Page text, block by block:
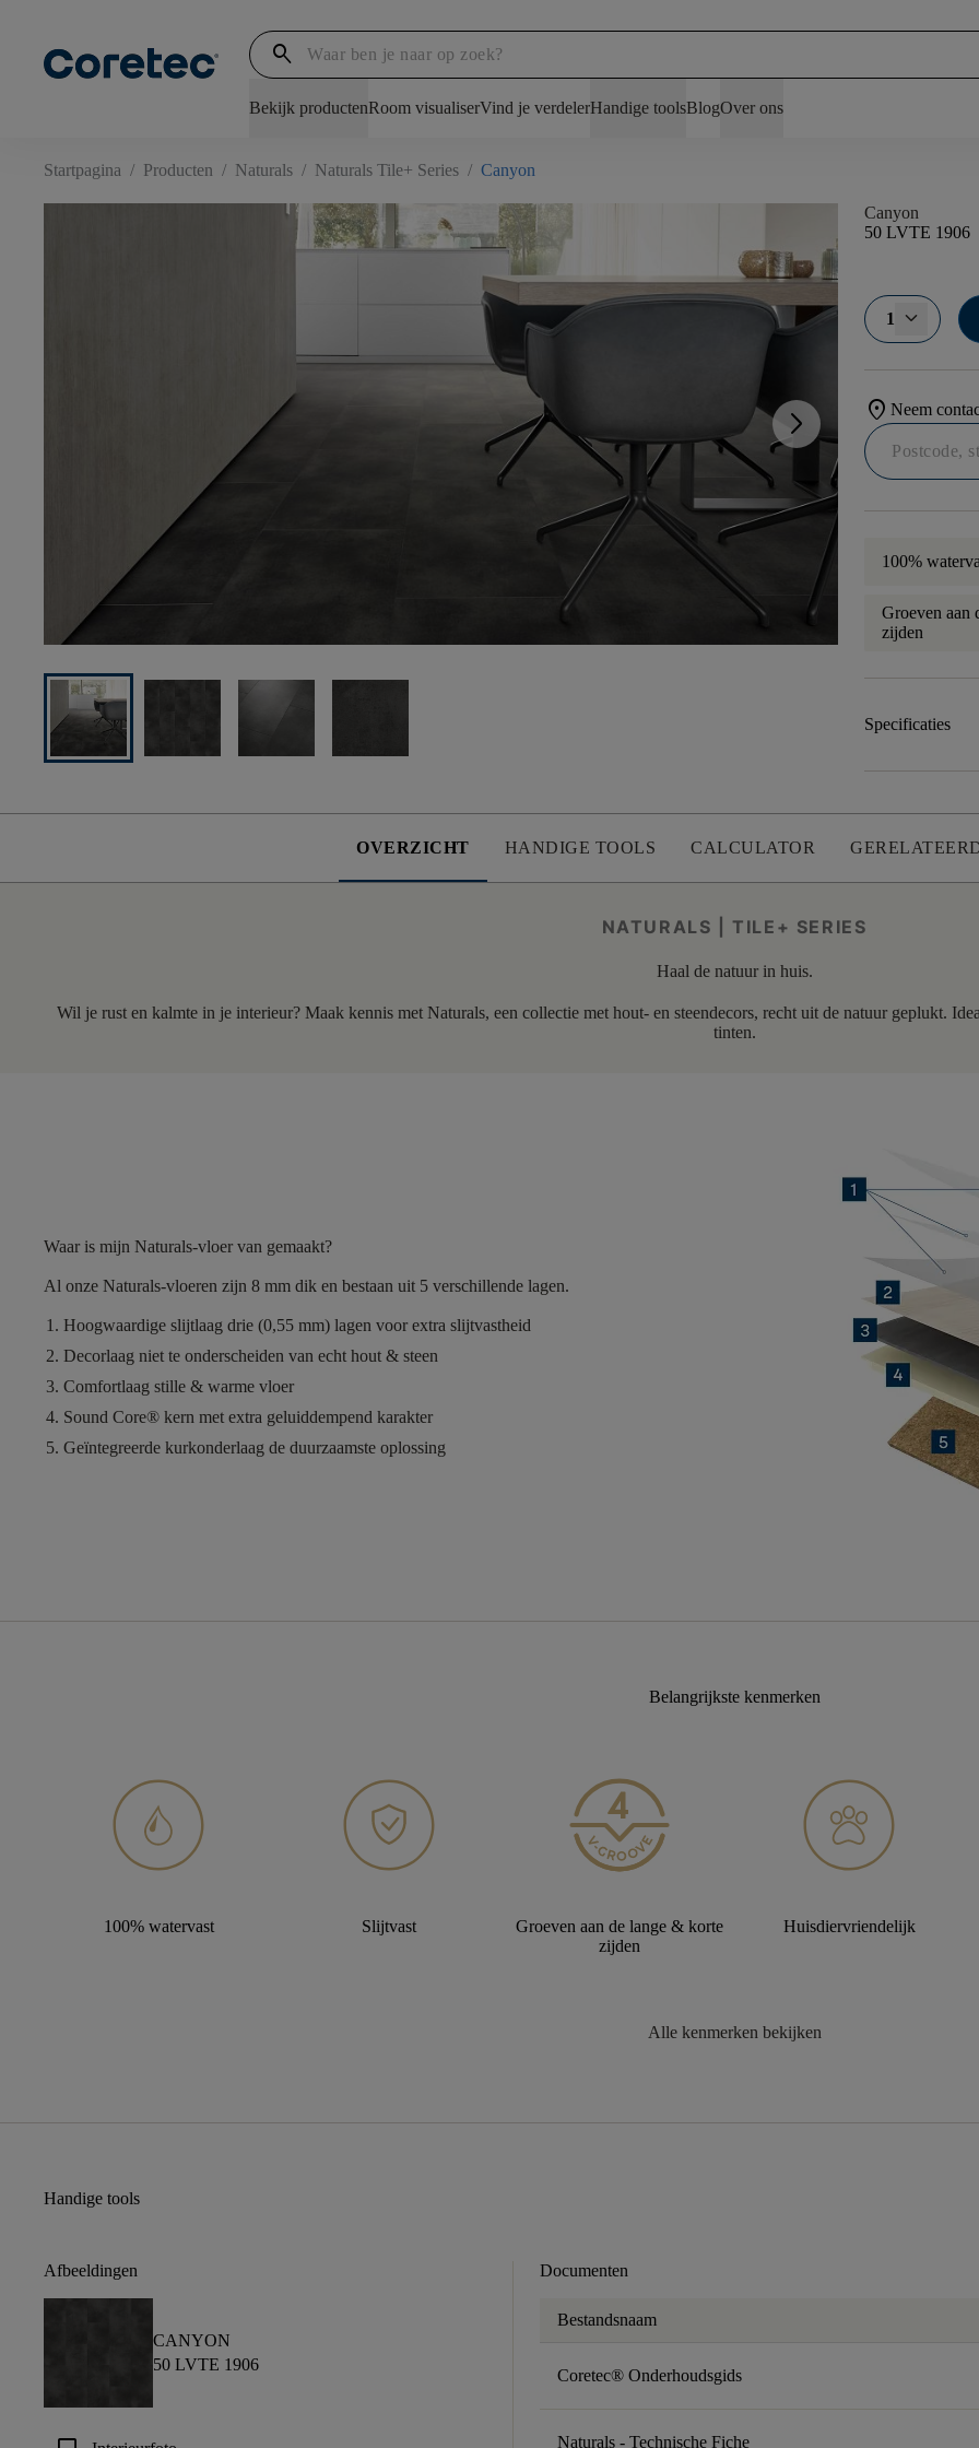
search
Bekijk productenRoom visualiserVind je verdelerHandige toolsBlogOver ons
Startpagina / Producten / Naturals / Naturals Tile+ Series / Canyon
arrow_forward_ios
Canyon
50 LVTE 1906
1
location_onNeem
100%
Groeven aan
zijden
Specificaties
OVERZICHT HANDIGE TOOLS CALCULATOR
NATURALS | TILE+ SERIES
Haal de natuur in huis.
Wil je rust en kalmte in je interieur? Maak kennis met Naturals, een collectie met hout- en steendecors, recht uit de natuur geplukt.
tinten.
Waar is mijn Naturals-vloer van gemaakt?
Al onze Naturals-vloeren zijn 8 mm dik en bestaan uit 5 verschillende lagen.
Hoogwaardige slijtlaag drie (0,55 mm) lagen voor extra slijtvastheid
Decorlaag niet te onderscheiden van echt hout & steen
Comfortlaag stille & warme vloer
Sound Core® kern met extra geluiddempend karakter
Geïntegreerde kurkonderlaag de duurzaamste oplossing
Belangrijkste kenmerken
100% watervast Slijtvast
Groeven aan de lange & korte
zijden
Huisdiervriendelijk
Alle kenmerken bekijken
Handige tools
Afbeeldingen
CANYON
50 LVTE 1906
Documenten
Bestandsnaam
Coretec® Onderhoudsgids
Naturals - Technische Fiche